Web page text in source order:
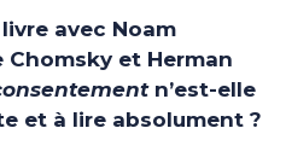
avec Noam
Chomsky et Herman
n’est-elle
et à lire absolument ?